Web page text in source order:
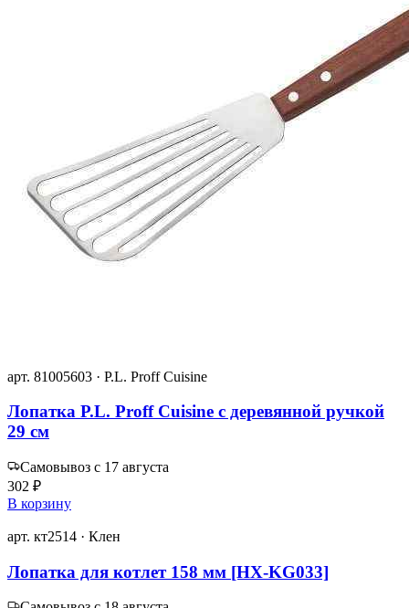
арт. 81005603 · P.L. Proff Cuisine
Лопатка P.L. Proff Cuisine с деревянной ручкой
29 см
Самовывоз с 17 августа
302 ₽
В корзину
арт. кт2514 · Клен
Лопатка для котлет 158 мм [HX-KG033]